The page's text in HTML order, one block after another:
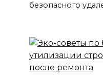
безопасного